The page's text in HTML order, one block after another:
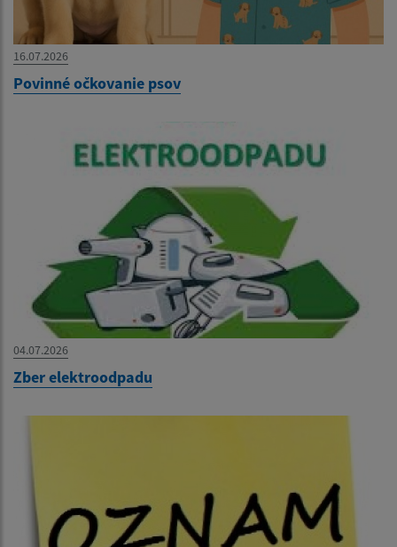
16.07.2026
Povinné očkovanie psov
04.07.2026
Zber elektroodpadu